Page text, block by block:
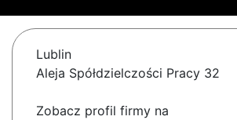
Lublin
Aleja Spółdzielczości Pracy 32
Zobacz profil firmy na